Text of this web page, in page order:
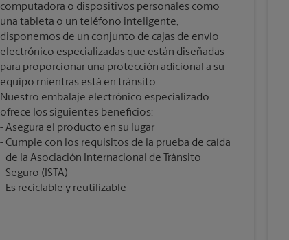
computadora o dispositivos personales como
una tableta o un teléfono inteligente,
disponemos de un conjunto de cajas de envío
electrónico especializadas que están diseñadas
para proporcionar una protección adicional a su
equipo mientras está en tránsito.
Nuestro embalaje electrónico especializado
ofrece los siguientes beneficios:
Asegura el producto en su lugar
Cumple con los requisitos de la prueba de caída
de la Asociación Internacional de Tránsito
Seguro (ISTA)
Es reciclable y reutilizable